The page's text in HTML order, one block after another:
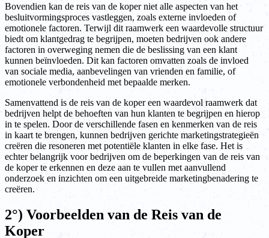
Bovendien kan de reis van de koper niet alle aspecten van het
besluitvormingsproces vastleggen, zoals externe invloeden of
emotionele factoren. Terwijl dit raamwerk een waardevolle structuur
biedt om klantgedrag te begrijpen, moeten bedrijven ook andere
factoren in overweging nemen die de beslissing van een klant
kunnen beïnvloeden. Dit kan factoren omvatten zoals de invloed
van sociale media, aanbevelingen van vrienden en familie, of
emotionele verbondenheid met bepaalde merken.
Samenvattend is de reis van de koper een waardevol raamwerk dat
bedrijven helpt de behoeften van hun klanten te begrijpen en hierop
in te spelen. Door de verschillende fasen en kenmerken van de reis
in kaart te brengen, kunnen bedrijven gerichte marketingstrategieën
creëren die resoneren met potentiële klanten in elke fase. Het is
echter belangrijk voor bedrijven om de beperkingen van de reis van
de koper te erkennen en deze aan te vullen met aanvullend
onderzoek en inzichten om een uitgebreide marketingbenadering te
creëren.
2°) Voorbeelden van de Reis van de
Koper